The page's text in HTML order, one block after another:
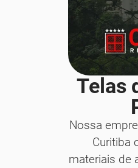
Telas
Nossa
Curitiba
materiais de